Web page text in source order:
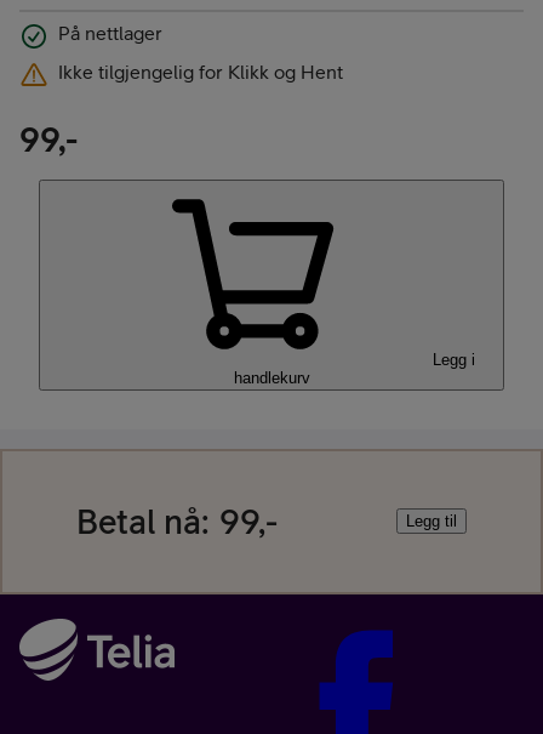
På nettlager
Ikke tilgjengelig for Klikk og Hent
99,-
Legg i
handlekurv
Betal nå: 99,- Legg til